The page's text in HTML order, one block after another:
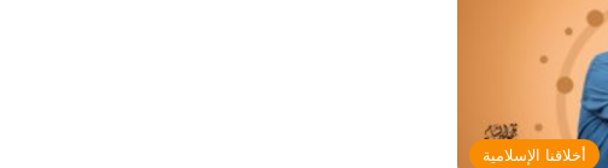
أخلاقنا الإسلامية